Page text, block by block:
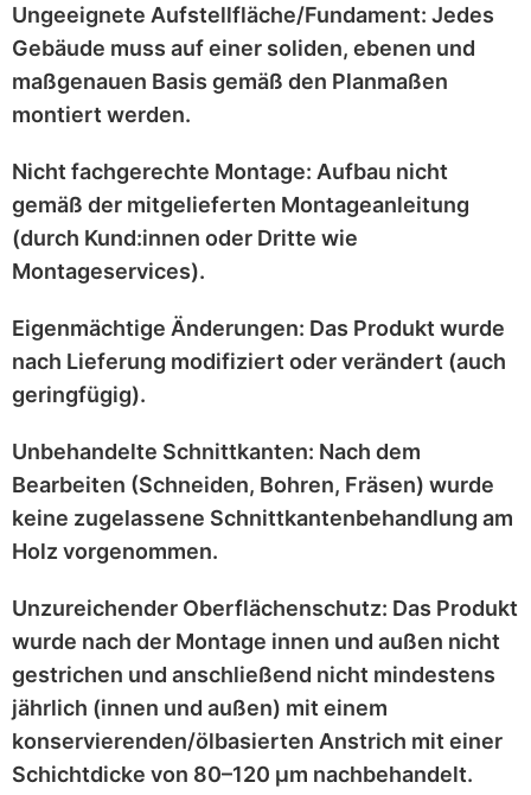
Ungeeignete Aufstellfläche/Fundament: Jedes
Gebäude muss auf einer soliden, ebenen und
maßgenauen Basis gemäß den Planmaßen
montiert werden.
Nicht fachgerechte Montage: Aufbau nicht
gemäß der mitgelieferten Montageanleitung
(durch Kund:innen oder Dritte wie
Montageservices).
Eigenmächtige Änderungen: Das Produkt wurde
nach Lieferung modifiziert oderverändert (auch
geringfügig).
Unbehandelte Schnittkanten: Nach dem
Bearbeiten (Schneiden, Bohren, Fräsen) wurde
keine zugelassene Schnittkantenbehandlung am
Holz vorgenommen.
Unzureichender Oberflächenschutz: Das Produkt
wurde nach der Montage innen und außen nicht
gestrichen und anschließend nicht mindestens
jährlich (innen und außen) mit einem
konservierenden/ölbasierten Anstrich mit einer
Schichtdicke von 80–120 μm nachbehandelt.